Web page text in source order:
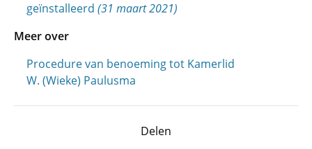
geïnstalleerd (31 maart 2021)
Meer over
Procedure van benoeming tot Kamerlid
W. (Wieke) Paulusma
Delen